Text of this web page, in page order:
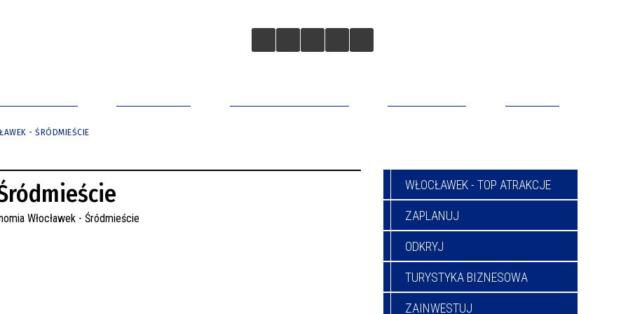
- ŚRÓDMIEŚCIE
WŁOCŁAWEK - TOP ATRAKCJE
ZAPLANUJ
ODKRYJ
TURYSTYKA BIZNESOWA
ZAINWESTUJ